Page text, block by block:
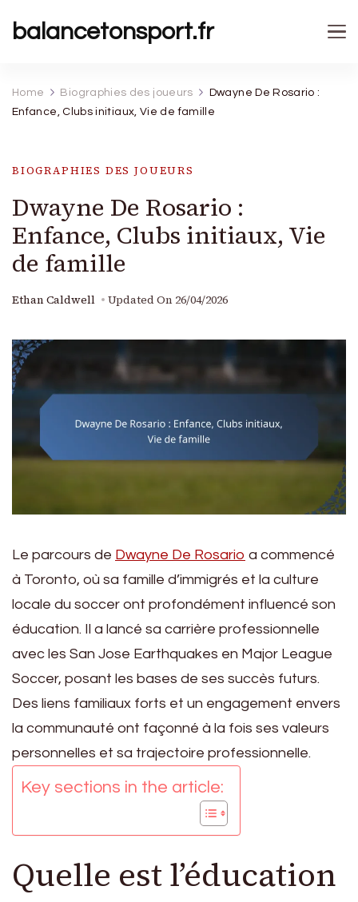
balancetonsport.fr
Home Biographies des joueurs
Dwayne De Rosario :
Enfance, Clubs initiaux, Vie de famille
BIOGRAPHIES DES JOUEURS
Dwayne De Rosario :
Enfance, Clubs initiaux, Vie
de famille
Ethan Caldwell Updated On 26/04/2026
Le parcours de Dwayne De Rosario a commencé
à Toronto, où sa famille d’immigrés et la culture
locale du soccer ont profondément influencé son
éducation. Il a lancé sa carrière professionnelle
avec les San Jose Earthquakes en Major League
Soccer, posant les bases de ses succès futurs.
Des liens familiaux forts et un engagement envers
la communauté ont façonné à la fois ses valeurs
personnelles et sa trajectoire professionnelle.
Key sections in the article:
Quelle est l’éducation